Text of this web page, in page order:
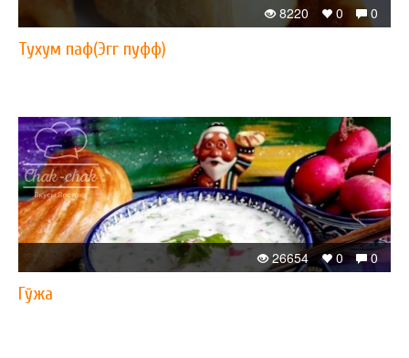
0
0
8220
Тухум паф(Эгг пуфф)
0
0
26654
Гўжа